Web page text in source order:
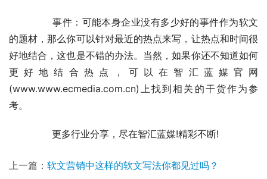
的题材，那么你可以针对最近的热点来写，让热点和时间很
好地结合，这也是不错的办法。当然，如果你还不知道如何
更好地结合热点，可以在智汇蓝媒官网
(www.www.ecmedia.com.cn)上找到相关的干货作为参
考。
	　　更多行业分享，尽在智汇蓝媒!精彩不断!
上一篇： 软文营销中这样的软文写法你都见过吗？